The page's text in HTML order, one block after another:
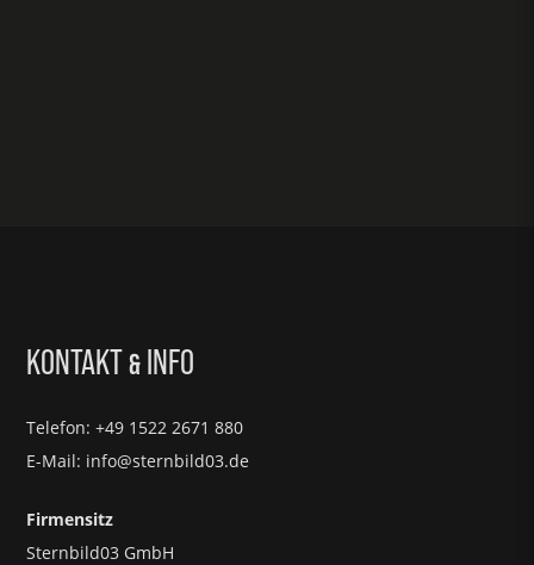
KONTAKT& INFO
Telefon: +49 1522 2671 880
E-Mail: info@sternbild03.de
Firmensitz
Sternbild03 GmbH